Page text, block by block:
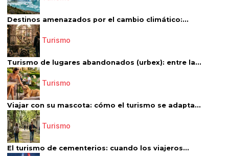
Destinos amenazados por el cambio climático:...
Turismo
Turismo de lugares abandonados (urbex): entre la...
Turismo
Viajar con su mascota: cómo el turismo se adapta...
Turismo
El turismo de cementerios: cuando los viajeros...